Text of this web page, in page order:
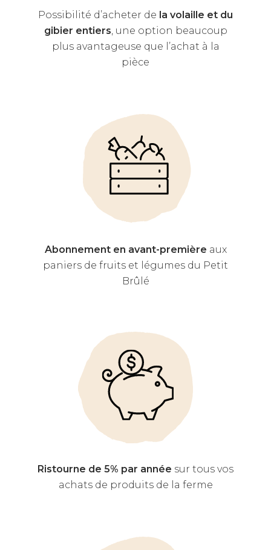
Possibilité d’acheter de la volaille et du
gibier entiers, une option beaucoup
plus avantageuse que l’achat à la
pièce
Abonnement en avant-première aux
paniers de fruits et légumes du Petit
Brûlé
Ristourne de 5% par année sur tous vos
achats de produits de la ferme